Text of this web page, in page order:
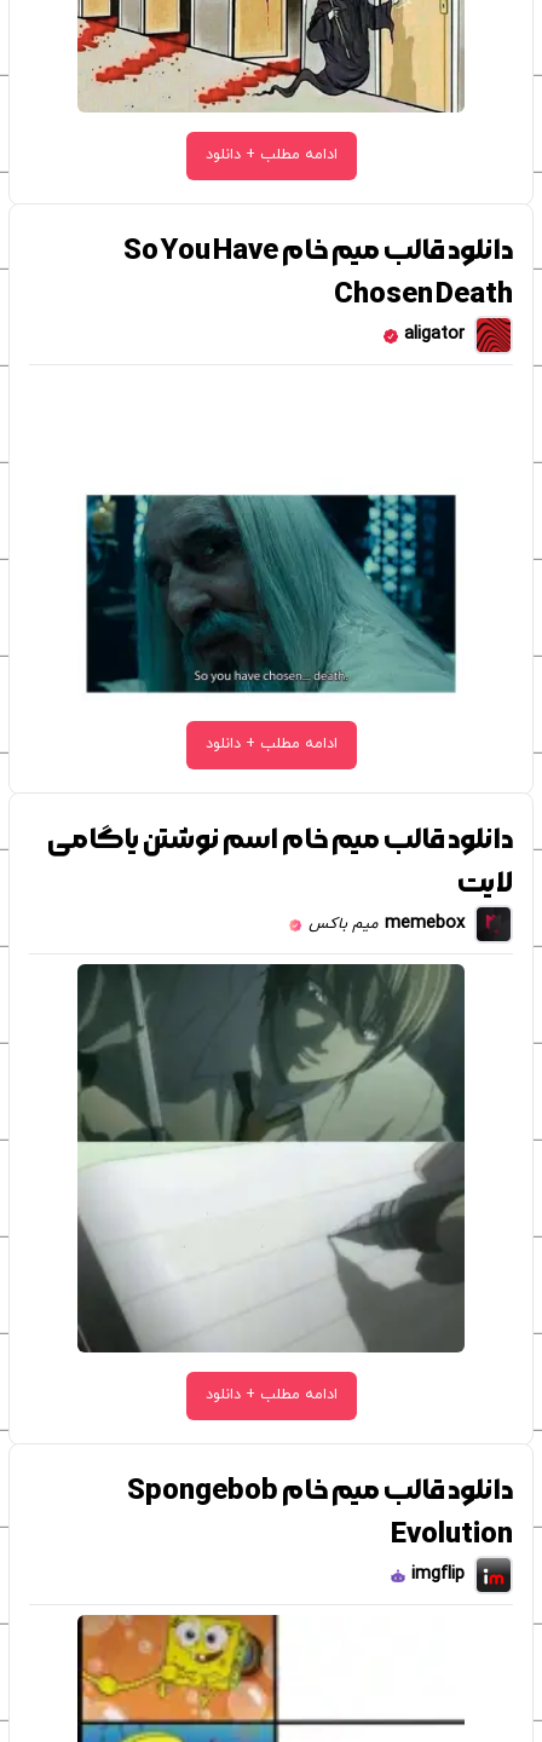
ادامه مطلب + دانلود
دانلود قالب میم خام So You Have
Chosen Death
aligator
ادامه مطلب + دانلود
دانلود قالب میم خام اسم نوشتن یاگامی
لایت
memebox میم باکس
ادامه مطلب + دانلود
دانلود قالب میم خام Spongebob
Evolution
imgflip